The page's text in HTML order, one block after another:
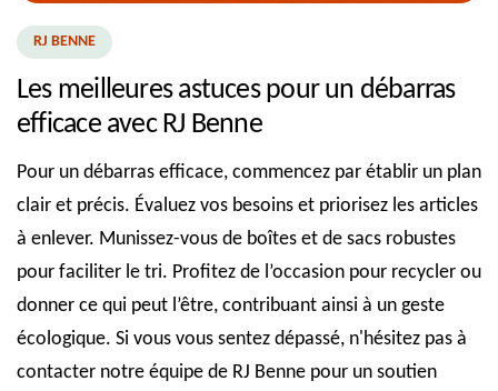
RJ BENNE
Les meilleures astuces pour un débarras
efficace avec RJ Benne
Pour un débarras efficace, commencez par établir un plan
clair et précis. Évaluez vos besoins et priorisez les articles
à enlever. Munissez-vous de boîtes et de sacs robustes
pour faciliter le tri. Profitez de l’occasion pour recycler ou
donner ce qui peut l’être, contribuant ainsi à un geste
écologique. Si vous vous sentez dépassé, n'hésitez pas à
contacter notre équipe de RJ Benne pour un soutien